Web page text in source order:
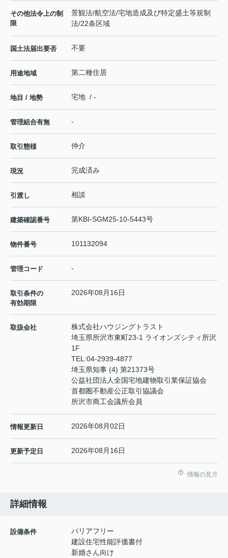
その他法令上の制
限
景観法/航空法/宅地造成及び特定盛土等規制
法/22条区域
国土法届出要否 不要
用途地域 第二種住居
地目 / 地勢 宅地 / -
管理組合有無 -
取引態様 仲介
現況 完成済み
引渡し 相談
建築確認番号 第KBI-SGM25-10-5443号
物件番号 101132094
管理コード -
取引条件の
有効期限
2026年08月16日
取扱会社
株式会社ハウジングトラスト
埼玉県所沢市東町23-1 ライオンズシティ所沢
1F
TEL:04-2939-4877
埼玉県知事 (4) 第21373号
公益社団法人全国宅地建物取引業保証協会
首都圏不動産公正取引協議会
所沢市商工会議所会員
情報更新日 2026年08月02日
更新予定日 2026年08月16日
情報の見方
詳細情報
設備条件
バリアフリー
建設住宅性能評価書付
新婚さん向け